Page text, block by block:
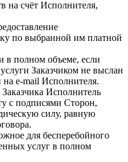
на счёт Исполнителя,
по выбранной им платной
в полном объеме, если
Заказчиком не выслан
e-mail Исполнителя.
Исполнитель
с подписями Сторон,
силу, равную
для бесперебойного
услуг в полном